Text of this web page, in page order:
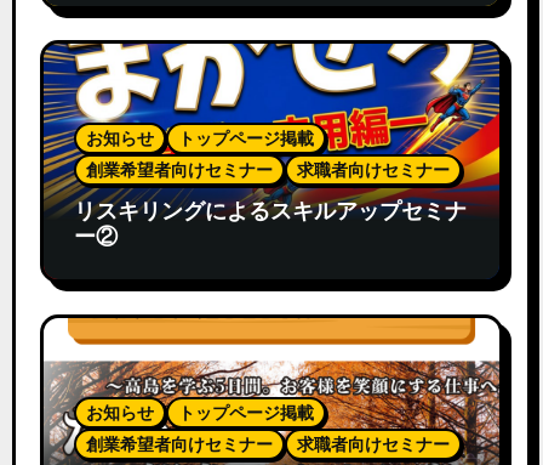
お知らせ
トップページ掲載
創業希望者向けセミナー
求職者向けセミナー
リスキリングによるスキルアップセミナ
ー②
お知らせ
トップページ掲載
創業希望者向けセミナー
求職者向けセミナー